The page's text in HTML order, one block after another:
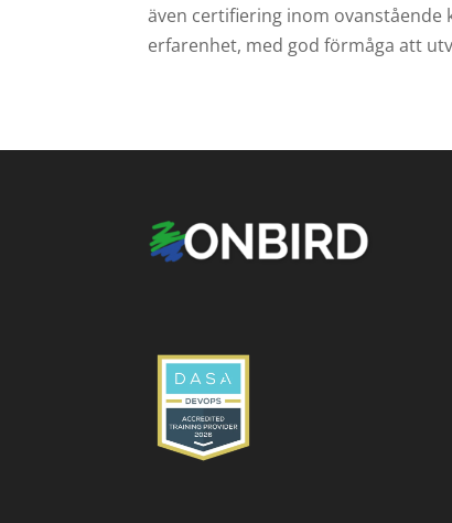
även certifiering inom
erfarenhet, med god förmåga att